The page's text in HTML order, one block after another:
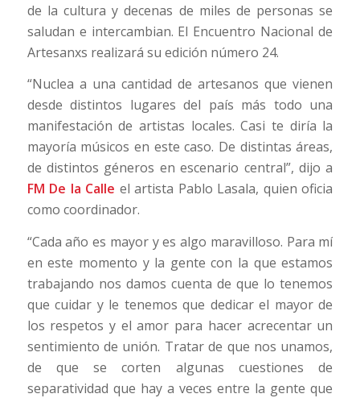
de la cultura y decenas de miles de personas se
saludan e intercambian. El Encuentro Nacional de
Artesanxs realizará su edición número 24.
“Nuclea a una cantidad de artesanos que vienen
desde distintos lugares del país más todo una
manifestación de artistas locales. Casi te diría la
mayoría músicos en este caso. De distintas áreas,
de distintos géneros en escenario central”, dijo a
FM De la Calle el artista Pablo Lasala, quien oficia
como coordinador.
“Cada año es mayor y es algo maravilloso. Para mí
en este momento y la gente con la que estamos
trabajando nos damos cuenta de que lo tenemos
que cuidar y le tenemos que dedicar el mayor de
los respetos y el amor para hacer acrecentar un
sentimiento de unión. Tratar de que nos unamos,
de que se corten algunas cuestiones de
separatividad que hay a veces entre la gente que